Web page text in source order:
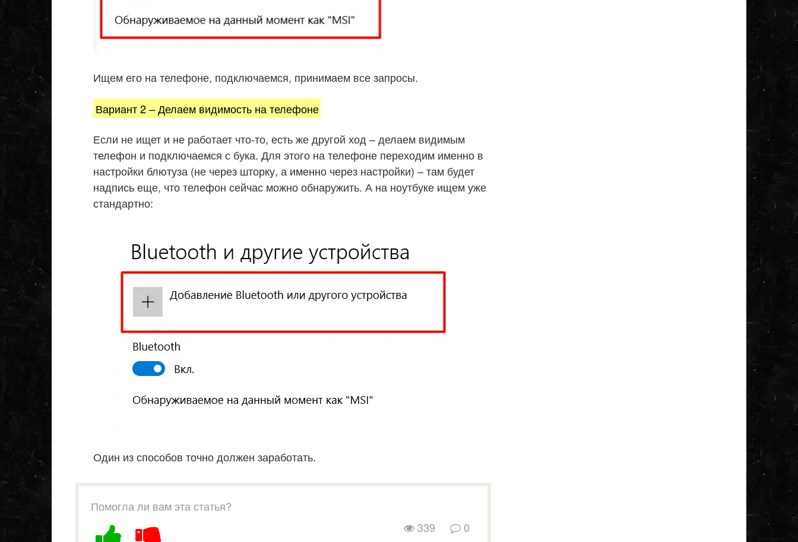
Ищем его на телефоне, подключаемся, принимаем все запросы.
Вариант 2 – Делаем видимость на телефоне
Если не ищет и не работает что-то, есть же другой ход – делаем видимым
телефон и подключаемся с бука. Для этого на телефоне переходим именно в
настройки блютуза (не через шторку, а именно через настройки) – там будет
надпись еще, что телефон сейчас можно обнаружить. А на ноутбуке ищем уже
стандартно:
Один из способов точно должен заработать.
Помогла ли вам эта статья?
339
0